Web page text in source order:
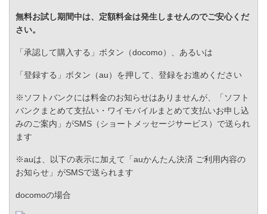
無料お試し期間中は、定額料金は発生しませんのでご安心くだ
さい。
「承認して購入する」ボタン（docomo）、あるいは
「登録する」ボタン（au）を押して、登録をお進めください
※ソフトバンクには料金のお知らせはありませんが、「ソフト
バンクまとめて支払い・ワイモバイルまとめて支払いお申し込
みのご案内」がSMS（ショートメッセージサービス）で送られ
ます
※auは、以下の表示に加えて「auかんたん決済 ご利用内容の
お知らせ」がSMSで送られます
docomoの場合